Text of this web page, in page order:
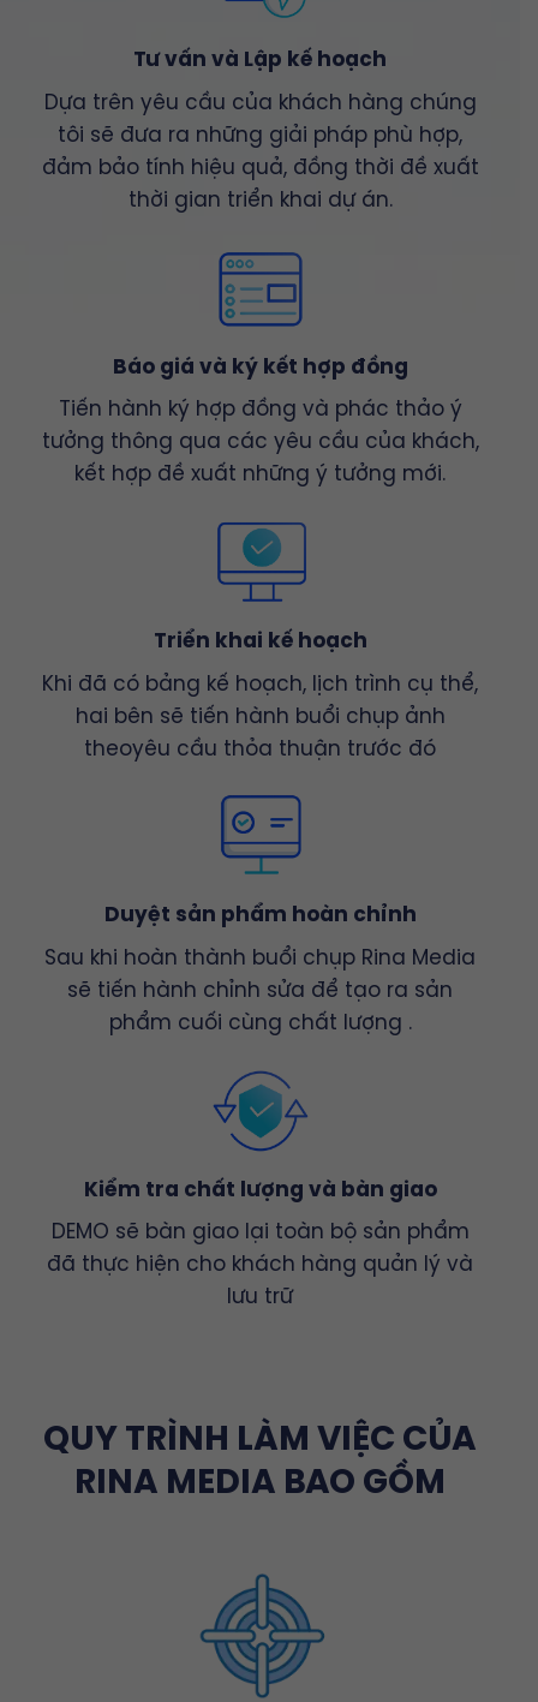
Tư vấn và Lập kế hoạch
Dựa trên yêu cầu của khách hàng chúng
tôi sẽ đưa ra những giải pháp phù hợp,
đảm bảo tính hiệu quả, đồng thời đề xuất
thời gian triển khai dự án.
Báo giá và ký kết hợp đồng
Tiến hành ký hợp đồng và phác thảo ý
tưởng thông qua các yêu cầu của khách,
kết hợp đề xuất những ý tưởng mới.
Triển khai kế hoạch
Khi đã có bảng kế hoạch, lịch trình cụ thể,
hai bên sẽ tiến hành buổi chụp ảnh
theoyêu cầu thỏa thuận trước đó
Duyệt sản phẩm hoàn chỉnh
Sau khi hoàn thành buổi chụp Rina Media
sẽ tiến hành chỉnh sửa để tạo ra sản
phẩm cuối cùng chất lượng .
Kiểm tra chất lượng và bàn giao
DEMO sẽ bàn giao lại toàn bộ sản phẩm
đã thực hiện cho khách hàng quản lý và
lưu trữ
QUY TRÌNH LÀM VIỆC CỦA
RINA MEDIA BAO GỒM